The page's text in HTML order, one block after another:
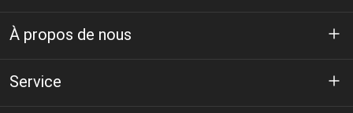
À propos de nous
À propos de Huace
Service